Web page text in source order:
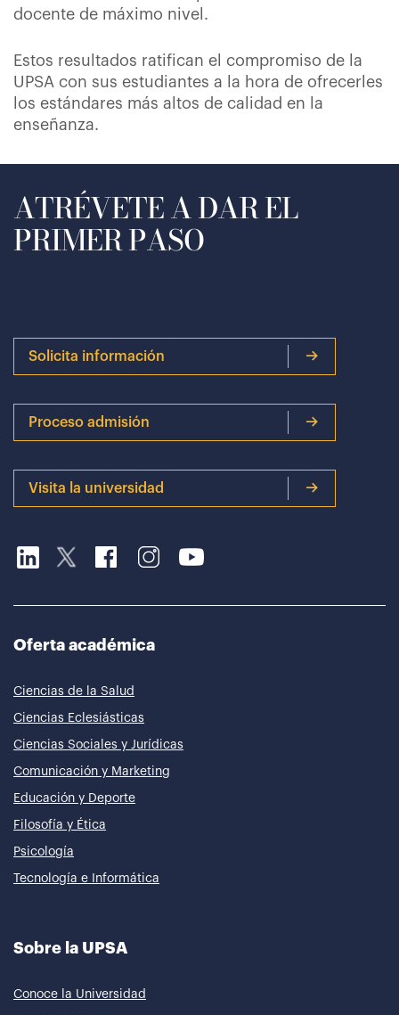
docente de máximo nivel.
Estos resultados ratifican el compromiso de la
UPSA con sus estudiantes a la hora de ofrecerles
los estándares más altos de calidad en la
enseñanza.
ATRÉVETE A DAR EL
PRIMER PASO
Solicita información
Proceso admisión
Visita la universidad
Oferta académica
Ciencias de la Salud
Ciencias Eclesiásticas
Ciencias Sociales y Jurídicas
Comunicación y Marketing
Educación y Deporte
Filosofía y Ética
Psicología
Tecnología e Informática
Sobre la UPSA
Conoce la Universidad